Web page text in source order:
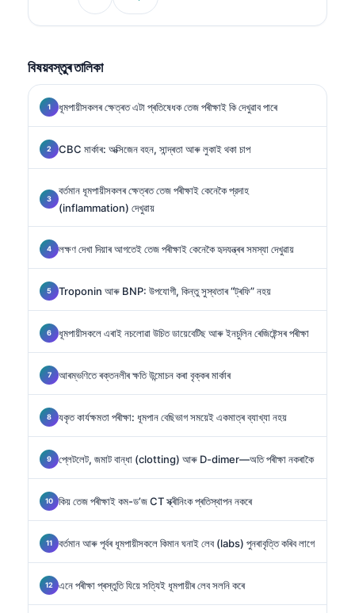
বিষয়বস্তুৰ তালিকা
ধূমপায়ীসকলৰ ক্ষেত্ৰত এটা প্ৰতিষেধক তেজ পৰীক্ষাই কি দেখুৱাব পাৰে
CBC মাৰ্কাৰ: অক্সিজেন বহন, সান্দ্ৰতা আৰু লুকাই থকা চাপ
বৰ্তমান ধূমপায়ীসকলৰ ক্ষেত্ৰত তেজ পৰীক্ষাই কেনেকৈ প্রদাহ
(inflammation) দেখুৱায়
লক্ষণ দেখা দিয়াৰ আগতেই তেজ পৰীক্ষাই কেনেকৈ হৃদযন্ত্ৰৰ সমস্যা দেখুৱায়
Troponin আৰু BNP: উপযোগী, কিন্তু সুস্থতাৰ “ট্ৰফি” নহয়
ধূমপায়ীসকলে এৰাই নচলোৱা উচিত ডায়েবেটিছ আৰু ইনচুলিন ৰেজিষ্টেন্সৰ পৰীক্ষা
আৰম্ভণিতে ৰক্তনলীৰ ক্ষতি উন্মোচন কৰা বৃক্কৰ মাৰ্কাৰ
যকৃত কাৰ্যক্ষমতা পৰীক্ষা: ধূমপান বেছিভাগ সময়েই একমাত্ৰ ব্যাখ্যা নহয়
প্লেটলেট, জমাট বান্ধা (clotting) আৰু D-dimer—অতি পৰীক্ষা নকৰাকৈ
কিয় তেজ পৰীক্ষাই কম-ড’জ CT স্ক্ৰীনিংক প্ৰতিস্থাপন নকৰে
বৰ্তমান আৰু পূৰ্বৰ ধূমপায়ীসকলে কিমান ঘনাই লেব (labs) পুনৰাবৃত্তি কৰিব লাগে
এনে পৰীক্ষা প্ৰস্তুতি যিয়ে সত্যিই ধূমপায়ীৰ লেব সলনি কৰে